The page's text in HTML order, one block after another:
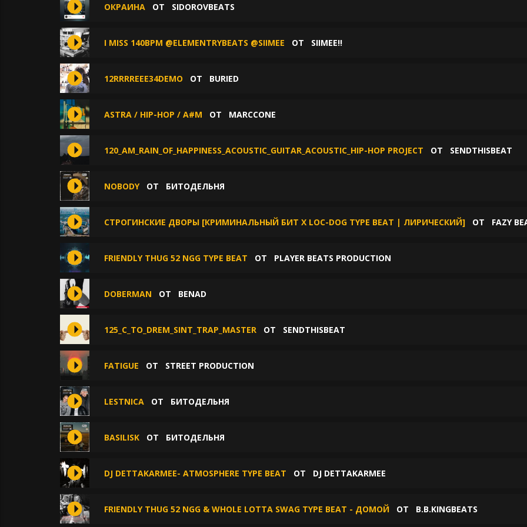
ОКРАИНА ОТ SIDOROVBEATS
I MISS 140BPM @ELEMENTRYBEATS @SIIMEE ОТ SIIMEE!!
12RRRREEE34DEMO ОТ BURIED
ASTRA / HIP-HOP / A#M ОТ MARCCONE
120_AM_RAIN_OF_HAPPINESS_ACOUSTIC_GUITAR_ACOUSTIC_HIP-HOP PROJECT ОТ SENDTHISBEAT
NOBODY ОТ БИТОДЕЛЬНЯ
СТРОГИНСКИЕ ДВОРЫ [КРИМИНАЛЬНЫЙ БИТ X LOC-DOG TYPE BEAT | ЛИРИЧЕСКИЙ] ОТ FAZY
FRIENDLY THUG 52 NGG TYPE BEAT ОТ PLAYER BEATS PRODUCTION
DOBERMAN ОТ BENAD
125_C_TO_DREM_SINT_TRAP_MASTER ОТ SENDTHISBEAT
FATIGUE ОТ STREET PRODUCTION
LESTNICA ОТ БИТОДЕЛЬНЯ
BASILISK ОТ БИТОДЕЛЬНЯ
DJ DETTAKARMEE- ATMOSPHERE TYPE BEAT ОТ DJ DETTAKARMEE
FRIENDLY THUG 52 NGG & WHOLE LOTTA SWAG TYPE BEAT - ДОМОЙ ОТ B.B.KINGBEATS